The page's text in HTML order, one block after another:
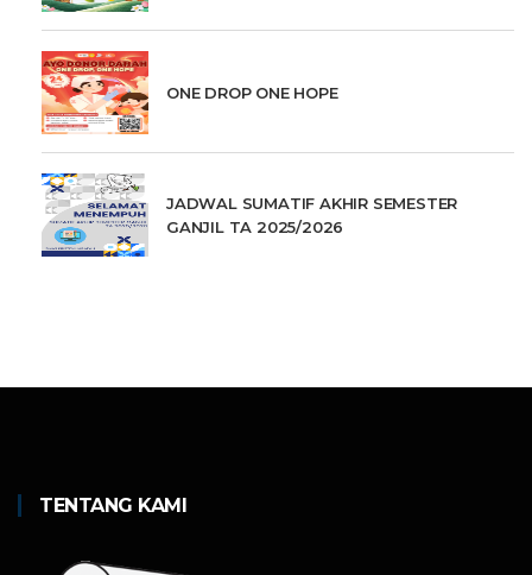
ONE DROP ONE HOPE
JADWAL SUMATIF AKHIR SEMESTER
GANJIL TA 2025/2026
TENTANG KAMI